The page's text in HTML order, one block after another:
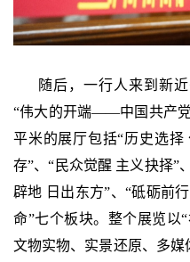
随后，一行人来到新
“伟大的开端——中国共产党
平米的展厅包括“历史选择
存”、“民众觉醒 主义抉择”
辟地 日出东方”、“砥砺前
命”七个板块。整个展览以
文物实物、实景还原、多